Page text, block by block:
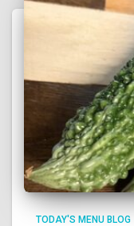
TODAY'S MENU BLOG